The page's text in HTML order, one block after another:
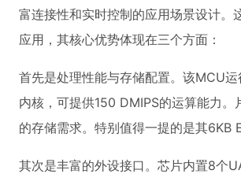
富连接性和实时控制的应用场景设计。
应用，其核心优势体现在三个方面：
首先是处理性能与存储配置。该MCU
内核，可提供150 DMIPS的运算能力
的存储需求。特别值得一提的是其6KB
其次是丰富的外设接口。芯片内置8个